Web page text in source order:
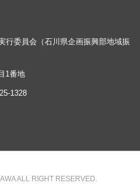
行委員会（石川県企画振興部地域振
1番地
1328
ALL RIGHT RESERVED.